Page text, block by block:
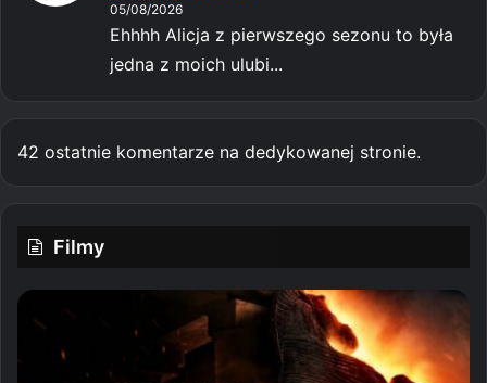
05/08/2026
Ehhhh Alicja z pierwszego sezonu to była
jedna z moich ulubi...
42 ostatnie komentarze na dedykowanej stronie.
Filmy